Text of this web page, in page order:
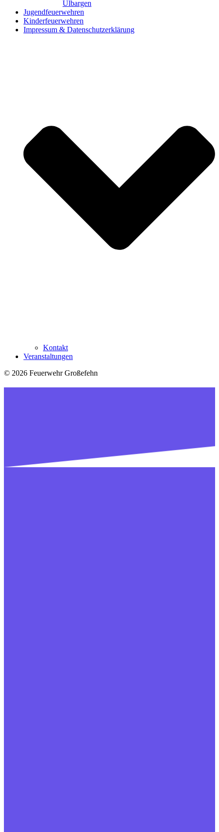
Ulbargen
Jugendfeuerwehren
Kinderfeuerwehren
Impressum & Datenschutzerklärung
Kontakt
Veranstaltungen
© 2026 Feuerwehr Großefehn